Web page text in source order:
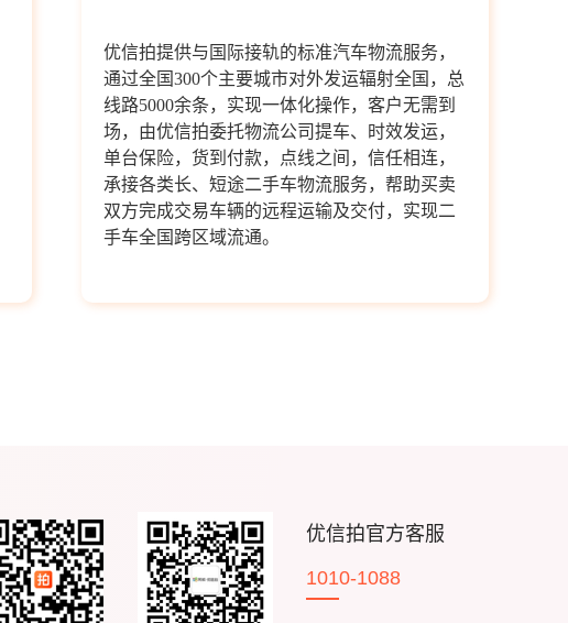
优信拍提供与国际接轨的标准汽车物流服务，
通过全国300个主要城市对外发运辐射全国，总
线路5000余条，实现一体化操作，客户无需到
场，由优信拍委托物流公司提车、时效发运，
单台保险，货到付款，点线之间，信任相连，
承接各类长、短途二手车物流服务，帮助买卖
双方完成交易车辆的远程运输及交付，实现二
手车全国跨区域流通。
优信拍官方客服
1010-1088